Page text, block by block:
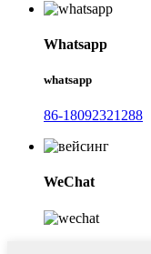
Whatsapp
whatsapp
86-18092321288
WeChat